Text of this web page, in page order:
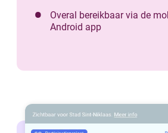
Overal bereikbaar via de
Android app